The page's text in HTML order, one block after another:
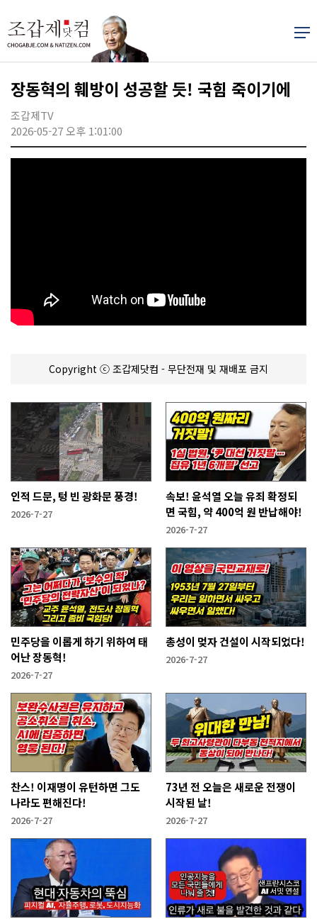
장동혁의 훼방이 성공할 듯! 국힘 죽이기에
조갑제TV
2026-05-27 오후 1:01:00
Copyright ⓒ 조갑제닷컴 - 무단전재 및 재배포 금지
인적 드문, 텅 빈 광화문 풍경!
2026-7-27
속보! 윤석열 오늘 유죄 확정되
면 국힘, 약 400억 원 반납해야!
2026-7-27
민주당을 이롭게 하기 위하여 태
어난 장동혁!
2026-7-27
총성이 멎자 건설이 시작되었다!
2026-7-27
찬스! 이재명이 유턴하면 그도
나라도 편해진다!
2026-7-27
73년 전 오늘은 새로운 전쟁이
시작된 날!
2026-7-27